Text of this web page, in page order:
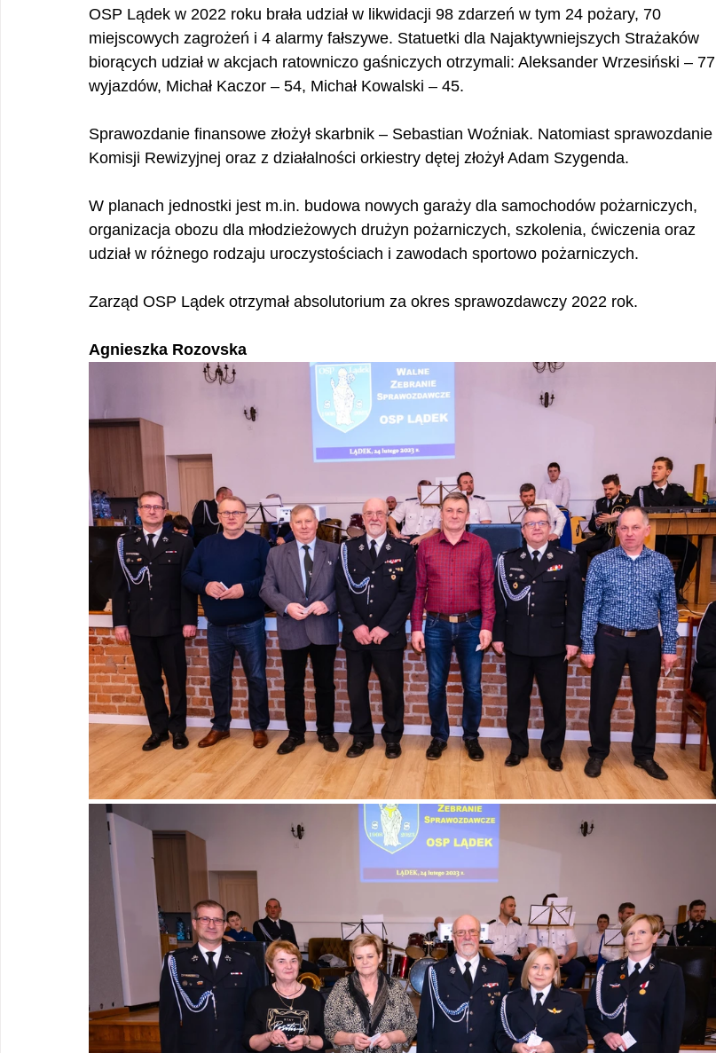
OSP Lądek w 2022 roku brała udział w likwidacji 98 zdarzeń w tym 24 pożary, 70
miejscowych zagrożeń i 4 alarmy fałszywe. Statuetki dla Najaktywniejszych Strażaków
biorących udział w akcjach ratowniczo gaśniczych otrzymali: Aleksander Wrzesiński – 77
wyjazdów, Michał Kaczor – 54, Michał Kowalski – 45.
Sprawozdanie finansowe złożył skarbnik – Sebastian Woźniak. Natomiast sprawozdanie
Komisji Rewizyjnej oraz z działalności orkiestry dętej złożył Adam Szygenda.
W planach jednostki jest m.in. budowa nowych garaży dla samochodów pożarniczych,
organizacja obozu dla młodzieżowych drużyn pożarniczych, szkolenia, ćwiczenia oraz
udział w różnego rodzaju uroczystościach i zawodach sportowo pożarniczych.
Zarząd OSP Lądek otrzymał absolutorium za okres sprawozdawczy 2022 rok.
Agnieszka Rozovska